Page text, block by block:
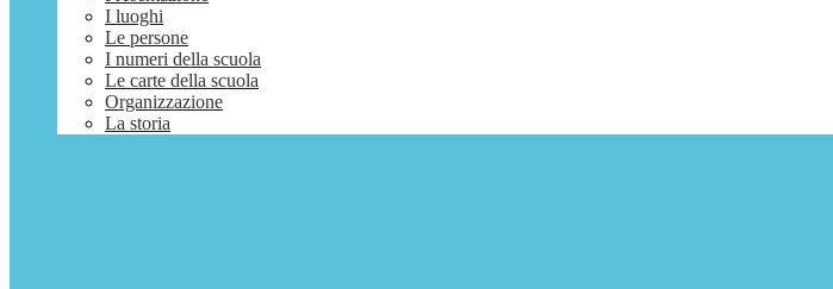
I luoghi
Le persone
I numeri della scuola
Le carte della scuola
Organizzazione
La storia